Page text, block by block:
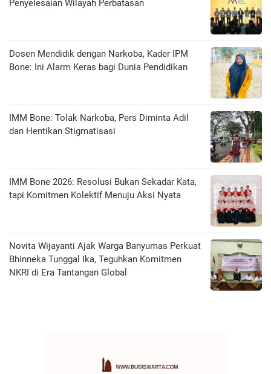
Penyelesaian Wilayah Perbatasan
Dosen Mendidik dengan Narkoba, Kader IPM
Bone: Ini Alarm Keras bagi Dunia Pendidikan
IMM Bone: Tolak Narkoba, Pers Diminta Adil
dan Hentikan Stigmatisasi
IMM Bone 2026: Resolusi Bukan Sekadar Kata,
tapi Komitmen Kolektif Menuju Aksi Nyata
Novita Wijayanti Ajak Warga Banyumas Perkuat
Bhinneka Tunggal Ika, Teguhkan Komitmen
NKRI di Era Tantangan Global